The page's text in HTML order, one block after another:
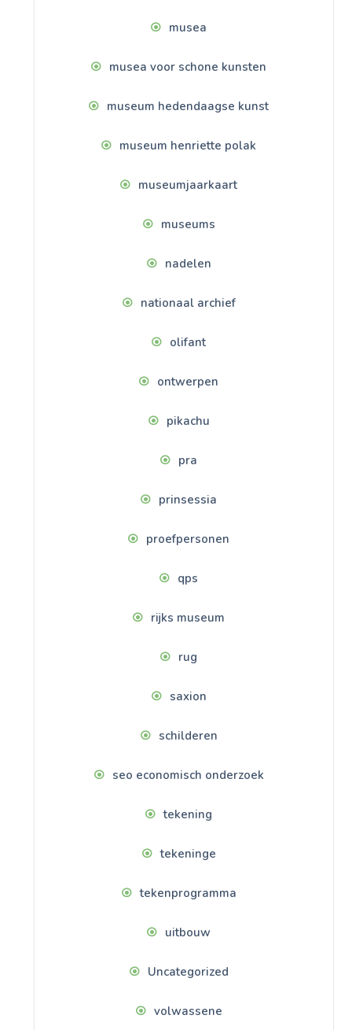
musea
musea voor schone kunsten
museum hedendaagse kunst
museum henriette polak
museumjaarkaart
museums
nadelen
nationaal archief
olifant
ontwerpen
pikachu
pra
prinsessia
proefpersonen
qps
rijks museum
rug
saxion
schilderen
seo economisch onderzoek
tekening
tekeninge
tekenprogramma
uitbouw
Uncategorized
volwassene